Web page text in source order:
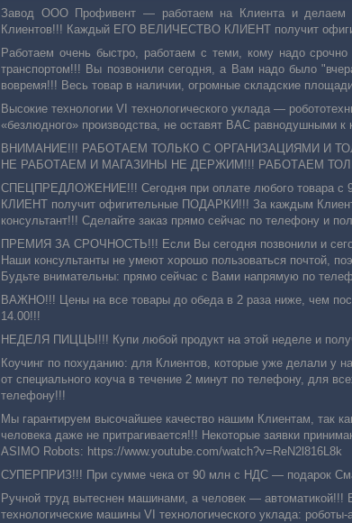
Завод ООО Профивент ― работаем на Клиента и делаем
Клиентов!!! Каждый ЕГО ВЕЛИЧЕСТВО КЛИЕНТ получит
Работаем очень быстро, работаем с теми, кому надо
транспортом!!! Вы позвонили сегодня, а Вам надо было
вовремя!!! Весь товар в наличии, огромные складские
Высокие технологии VI технологического уклада ―
«безлюдного» производства, не оставят ВАС равнодушными к
ВНИМАНИЕ!!! РАБОТАЕМ ТОЛЬКО С ОРГАНИЗАЦИЯМИ И
НЕ РАБОТАЕМ И МАГАЗИНЫ НЕ ДЕРЖИМ!!! РАБОТАЕМ
СПЕЦПРЕДЛОЖЕНИЕ!!! Сегодня при оплате любого товара
КЛИЕНТ получит офигительные ПОДАРКИ!!! За каждым
консультант!!! Сделайте заказ прямо сейчас по телефону
ПРЕМИЯ ЗА СРОЧНОСТЬ!!! Если Вы сегодня позвонили и
Наши консультанты не умеют хорошо пользоваться почтой,
Будьте внимательны: прямо сейчас с Вами напрямую по
ВАЖНО!!! Цены на все товары до обеда в 2 раза ниже, чем
14.00!!!
НЕДЕЛЯ ПИЦЦЫ!!! Купи любой продукт на этой неделе и
Коучинг по похуданию: для Клиентов, которые уже делали у
от специального коуча в течение 2 минут по телефону, для
телефону!!!
Мы гарантируем высочайшее качество нашим Клиентам, так
человека даже не притрагивается!!! Некоторые заявки
ASIMO Robots: https://www.youtube.com/watch?v=ReN2l816L8k
СУПЕРПРИЗ!!! При сумме чека от 90 млн с НДС ― подарок
Ручной труд вытеснен машинами, а человек — автоматикой!!!
технологические машины VI технологического уклада: